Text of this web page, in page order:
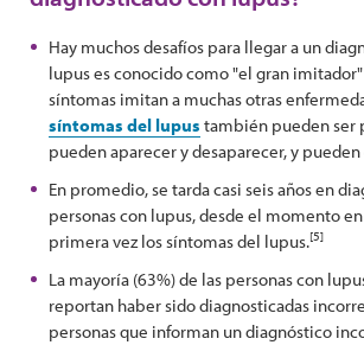
Hay muchos desafíos para llegar a un
lupus es conocido como "el gran
síntomas imitan a muchas otras
síntomas del lupus también pueden ser
pueden aparecer y desaparecer, y
En promedio, se tarda casi seis años en
personas con lupus, desde el momento
primera vez los síntomas del lupus.[5]
La mayoría (63%) de las personas con
reportan haber sido diagnosticadas
personas que informan un diagnóstico